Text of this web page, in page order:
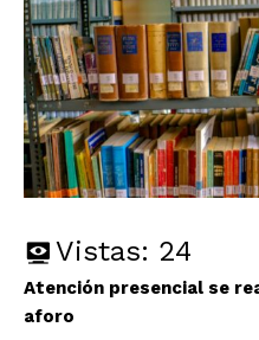
Vistas: 24
Atención presencial se
aforo